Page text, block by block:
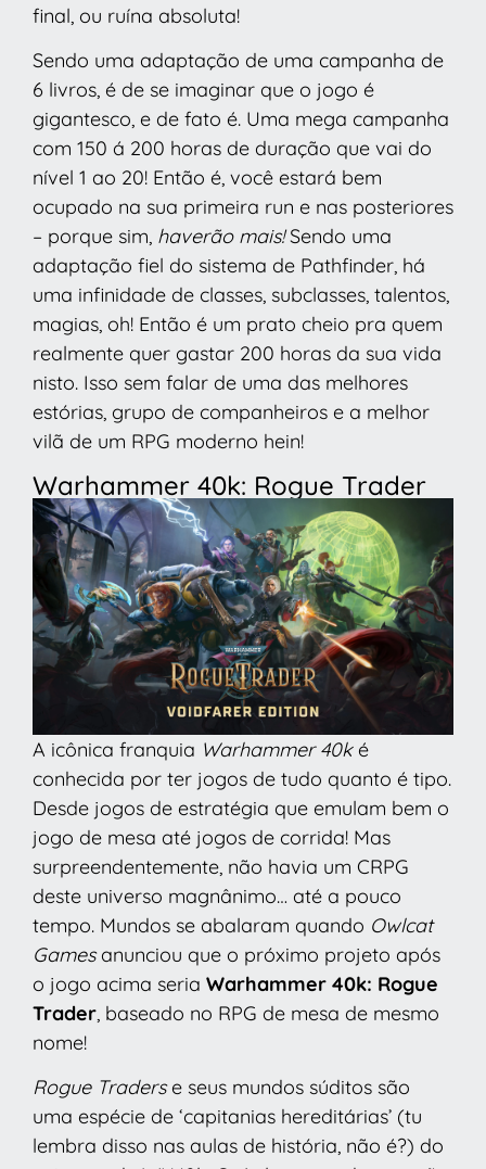
final, ou ruína absoluta!
Sendo uma adaptação de uma campanha de
6 livros, é de se imaginar que o jogo é
gigantesco, e de fato é. Uma mega campanha
com 150 á 200 horas de duração que vai do
nível 1 ao 20! Então é, você estará bem
ocupado na sua primeira run e nas posteriores
– porque sim, haverão mais!Sendo uma
adaptação fiel do sistema de Pathfinder, há
uma infinidade de classes, subclasses, talentos,
magias, oh! Então é um prato cheio pra quem
realmente quer gastar 200 horas da sua vida
nisto. Isso sem falar de uma das melhores
estórias, grupo de companheiros e a melhor
vilã de um RPG moderno hein!
Warhammer 40k: Rogue Trader
A icônica franquia Warhammer 40ké
conhecida por ter jogos de tudo quanto é tipo.
Desde jogos de estratégia que emulam bem o
jogo de mesa até jogos de corrida! Mas
surpreendentemente, não havia um CRPG
deste universo magnânimo… até a pouco
tempo. Mundos se abalaram quando Owlcat
Gamesanunciou que o próximo projeto após
o jogo acima seria Warhammer 40k: Rogue
Trader, baseado no RPG de mesa de mesmo
nome!
Rogue Traderse seus mundos súditos são
uma espécie de ‘capitanias hereditárias’ (tu
lembra disso nas aulas de história, não é?) do